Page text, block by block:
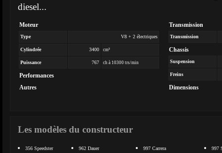
diesel...
Moteur
Type V8 + 2 électriques
Cylindrée 3400 cm³
Puissance 767 ch à 10300 trs/min
Performances
Autres
Transmission
Transmission
Chassis
Suspension
Freins
Dimensions
Les modèles du constructeur
356 Speedster
962 Dauer
997 Carrera
997